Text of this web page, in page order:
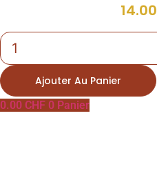
14.00
quantité
de
Boîte
de
pralinés
Café
Ajouter Au Panier
0.00 CHF 0 Panier